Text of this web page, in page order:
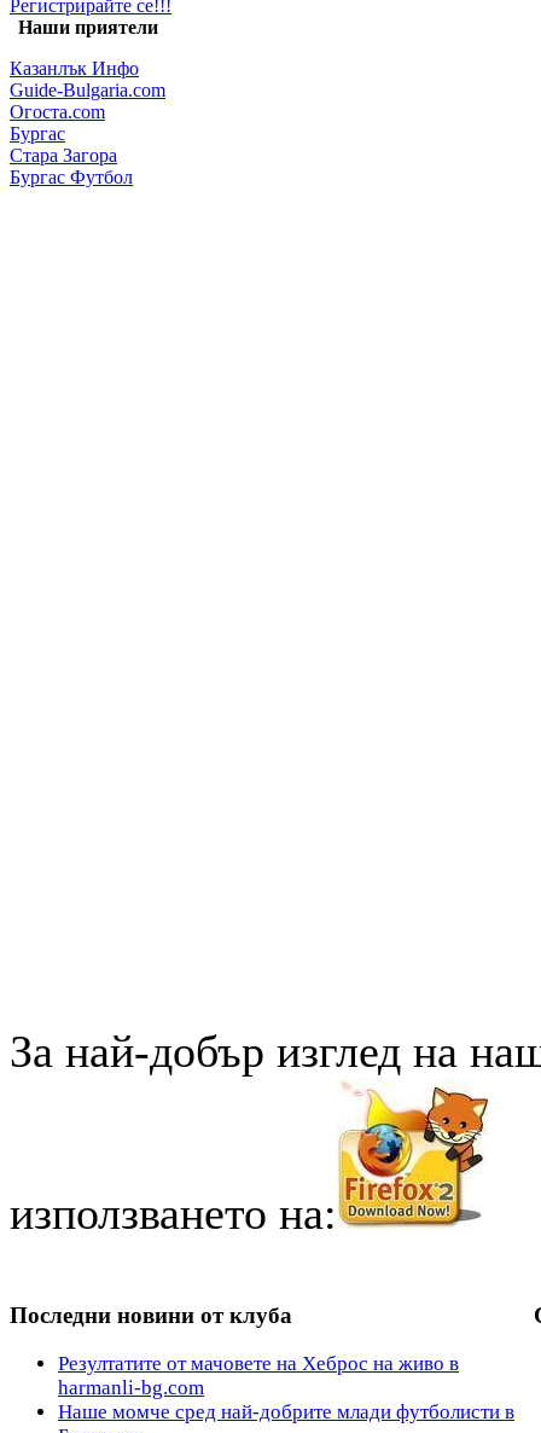
Регистрирайте се!!!
Наши приятели
Казанлък Инфо
Guide-Bulgaria.com
Огоста.com
Бургас
Стара Загора
Бургас Футбол
За най-добър изглед на
използването на:
Последни новини от клуба
Резултатите от мачовете на Хеброс на живо в
harmanli-bg.com
Наше момче сред най-добрите млади футболисти в